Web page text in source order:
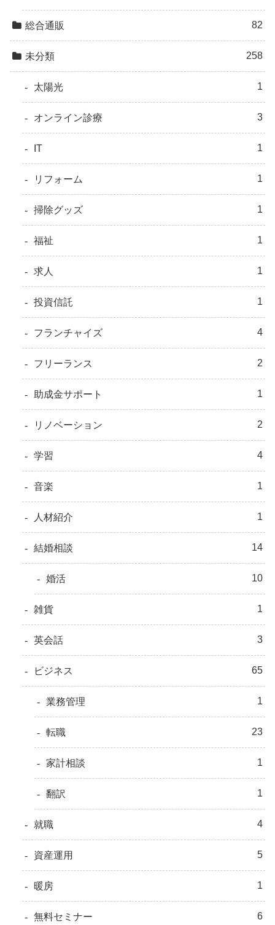
総合通販 82
未分類 258
太陽光 1
オンライン診療 3
IT 1
リフォーム 1
掃除グッズ 1
福祉 1
求人 1
投資信託 1
フランチャイズ 4
フリーランス 2
助成金サポート 1
リノベーション 2
学習 4
音楽 1
人材紹介 1
結婚相談 14
婚活 10
雑貨 1
英会話 3
ビジネス 65
業務管理 1
転職 23
家計相談 1
翻訳 1
就職 4
資産運用 5
暖房 1
無料セミナー 6